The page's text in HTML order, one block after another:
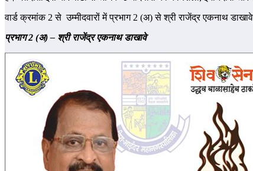
वार्ड क्रमांक 2 से उम्मीदवारों में प्रभाग 2 (अ) से श्री राजेंद्र एकनाथ
प्रभाग 2 (अ) – श्री राजेंद्र एकनाथ डाखावे